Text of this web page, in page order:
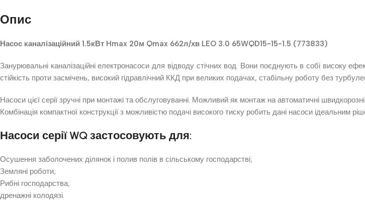
Опис
Насос каналізаційний 1.5кВт Hmax 20м Qmax 662л/хв LEO 3.0 65WQD15-15-1.5 (773833)
Занурювальні каналізаційні електронасоси для відводу стічних вод. Вони поєднують в собі високу
стійкість проти засмічень, високий гідравлічний ККД при великих подачах, стабільну роботу без
Насоси цієї серії зручні при монтажі та обслуговуванні. Можливий як монтаж на автоматичні
Комбінація компактної конструкції з можливістю подачі високого тиску робить дані насоси ідеальним
Насоси серії WQ застосовують для:
Осушення заболочених ділянок і полив полів в сільському господарстві;
Земляні роботи;
Рибні господарства;
дренажні колодязі.